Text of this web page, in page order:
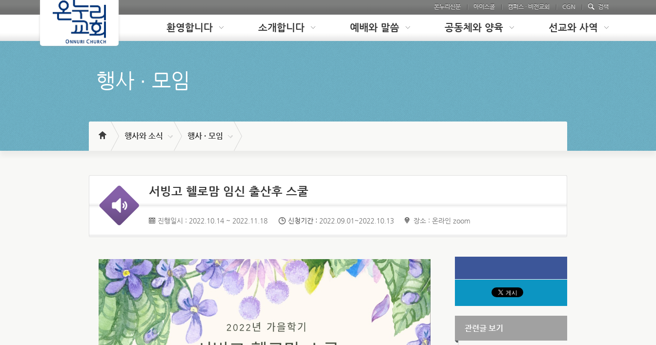
온누리신문 아이스쿨 캠퍼스 · 비전교회 CGN 검색
Loading 환영합니다 소개합니다 예배와 말씀 공동체와 양육 선교와 사역
행사 ∙ 모임
행사와 소식 행사 · 모임
서빙고 헬로맘 임신 출산후 스쿨
진행일시 : 2022.10.14 ~ 2022.11.18 신청기간 : 2022.09.01~2022.10.13 장소 : 온라인 zoom
관련글 보기